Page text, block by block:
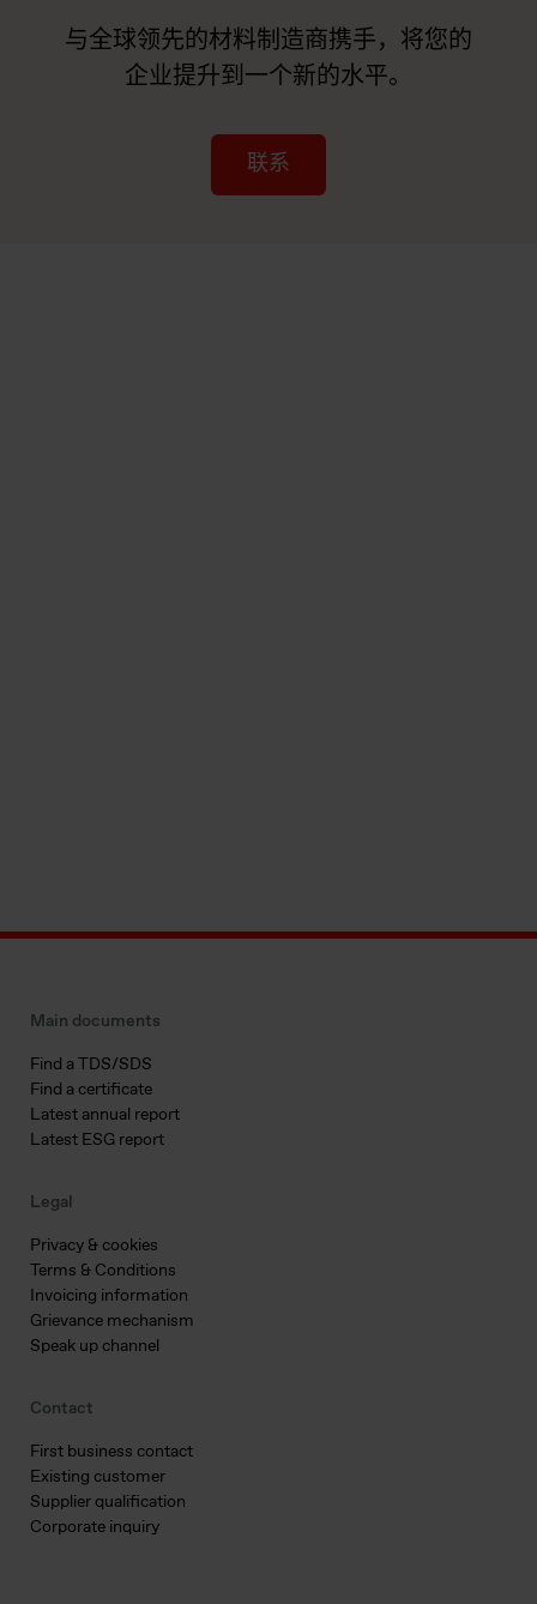
与全球领先的材料制造商携手，将您的
企业提升到一个新的水平。
联系
Main documents
Find a TDS/SDS
Find a certificate
Latest annual report
Latest ESG report
Legal
Privacy & cookies
Terms & Conditions
Invoicing information
Grievance mechanism
Speak up channel
Contact
First business contact
Existing customer
Supplier qualification
Corporate inquiry